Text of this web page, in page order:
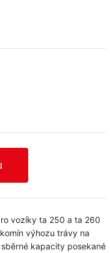
vozíky ta 250 a ta 260
výhozu trávy na
kapacity posekané